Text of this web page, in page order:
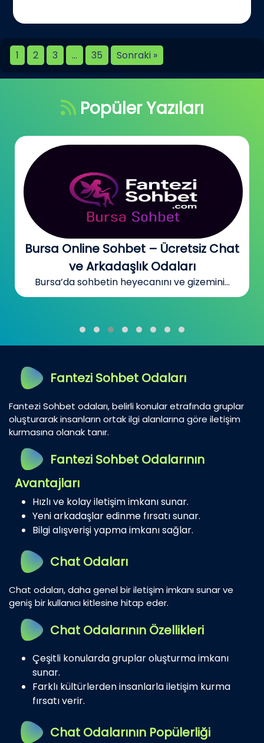
1 2 3 … 35 Sonraki »
Popüler Yazıları
Bursa Online Sohbet – Ücretsiz Chat
ve Arkadaşlık Odaları
Bursa’da sohbetin heyecanını ve gizemini...
Fantezi Sohbet Odaları
Fantezi Sohbet odaları, belirli konular etrafında gruplar
oluşturarak insanların ortak ilgi alanlarına göre iletişim
kurmasına olanak tanır.
Fantezi Sohbet Odalarının
Avantajları
Hızlı ve kolay iletişim imkanı sunar.
Yeni arkadaşlar edinme fırsatı sunar.
Bilgi alışverişi yapma imkanı sağlar.
Chat Odaları
Chat odaları, daha genel bir iletişim imkanı sunar ve
geniş bir kullanıcı kitlesine hitap eder.
Chat Odalarının Özellikleri
Çeşitli konularda gruplar oluşturma imkanı
sunar.
Farklı kültürlerden insanlarla iletişim kurma
fırsatı verir.
Chat Odalarının Popülerliği